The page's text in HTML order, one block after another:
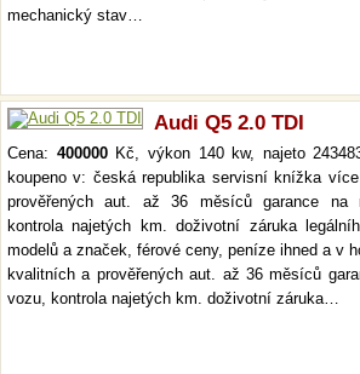
mechanický stav…
Audi Q5 2.0 TDI
Cena: 400000Kč, výkon 140 kw, najeto
koupeno v: česká republika servisní knížka
prověřených aut. až 36 měsíců garance na
kontrola najetých km. doživotní záruka
modelů a značek, férové ceny, peníze ihned a v
kvalitních a prověřených aut. až 36 měsíců
vozu, kontrola najetých km. doživotní záruka…